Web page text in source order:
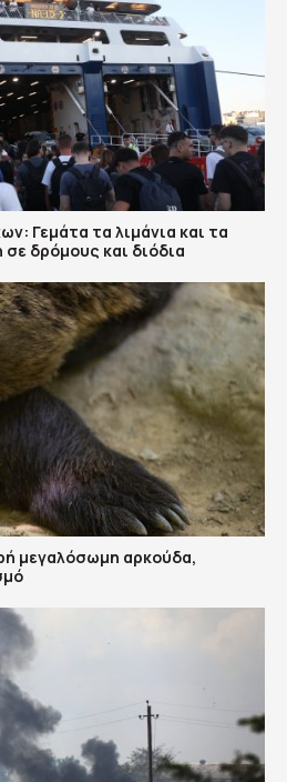
Γεμάτα τα λιμάνια και τα
δρόμους και διόδια
μεγαλόσωμη αρκούδα,